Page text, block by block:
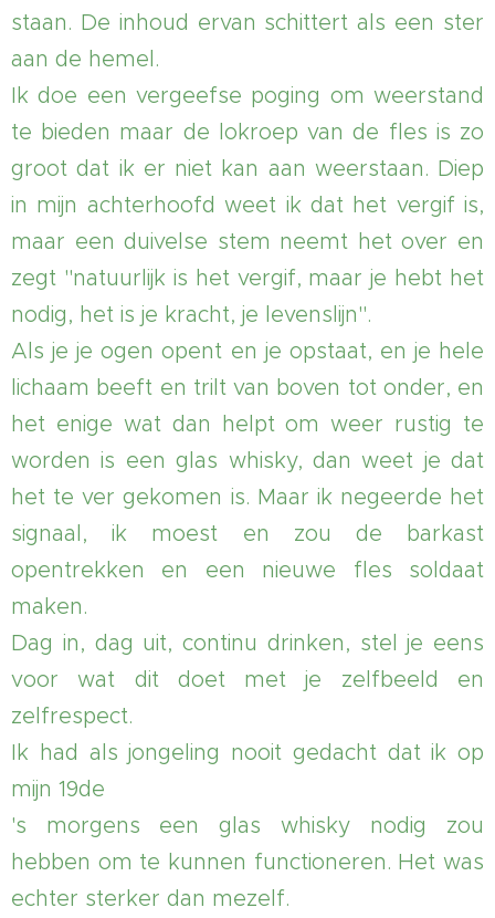
staan. De inhoud ervan schittert als een ster
aan de hemel.
Ik doe een vergeefse poging om weerstand
te bieden maar de lokroep van de fles is zo
groot dat ik er niet kan aan weerstaan. Diep
in mijn achterhoofd weet ik dat het vergif is,
maar een duivelse stem neemt het over en
zegt "natuurlijk is het vergif, maar je hebt het
nodig, het is je kracht, je levenslijn".
Als je je ogen opent en je opstaat, en je hele
lichaam beeft en trilt van boven tot onder, en
het enige wat dan helpt om weer rustig te
worden is een glas whisky, dan weet je dat
het te ver gekomen is. Maar ik negeerde het
signaal, ik moest en zou de barkast
opentrekken en een nieuwe fles soldaat
maken.
Dag in, dag uit, continu drinken, stel je eens
voor wat dit doet met je zelfbeeld en
zelfrespect.
Ik had als jongeling nooit gedacht dat ik op
mijn 19de
's morgens een glas whisky nodig zou
hebben om te kunnen functioneren. Het was
echter sterker dan mezelf.